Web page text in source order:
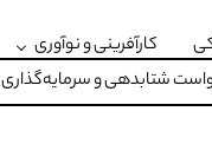
کارآفرینی و نوآوری
شتابدهی و سرمایه‌گذاری